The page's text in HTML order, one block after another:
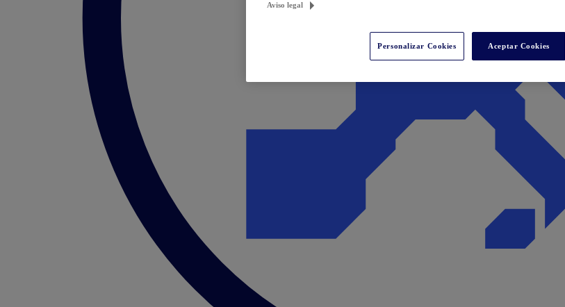
Aviso legal
Personalizar Cookies Aceptar Cookies